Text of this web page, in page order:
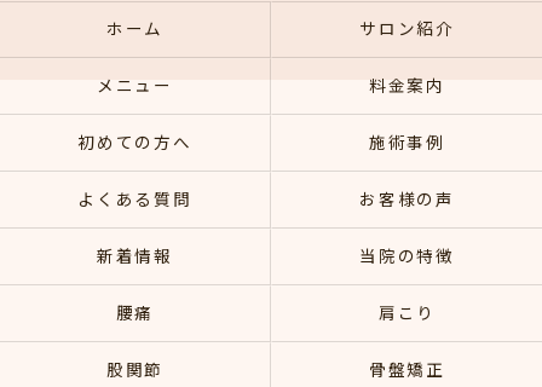
ホーム サロン紹介
メニュー 料金案内
初めての方へ 施術事例
よくある質問 お客様の声
新着情報 当院の特徴
腰痛 肩こり
股関節 骨盤矯正